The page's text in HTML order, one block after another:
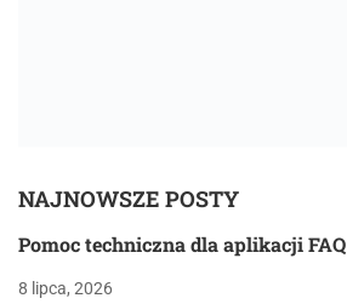
NAJNOWSZE POSTY
Pomoc techniczna dla aplikacji FAQ
8 lipca, 2026